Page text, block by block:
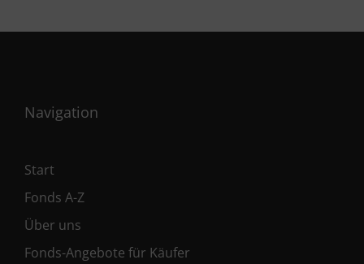
Navigation
Start
Fonds A-Z
Über uns
Fonds-Angebote für Käufer